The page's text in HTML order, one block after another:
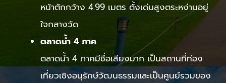
หน้าตักกว้าง 4.99 เมตร ตั้งเด่นสูงตระหง่านอยู่
ใจกลางวัด
ตลาดน้ำ 4 ภาค
ตลาดน้ำ 4 ภาคมีชื่อเสียงมาก เป็นสถานที่ท่อง
เที่ยวเชิงอนุรักษ์วัฒนธรรมและเป็นศูนย์รวมของ